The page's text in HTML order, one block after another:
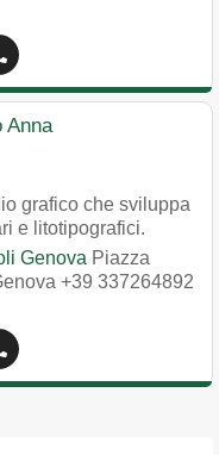
Anna
grafico che sviluppa
e litotipografici.
Genova Piazza
+39 337264892